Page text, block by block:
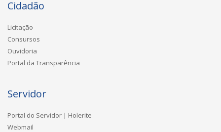
Cidadão
Licitação
Consursos
Ouvidoria
Portal da Transparência
Servidor
Portal do Servidor | Holerite
Webmail